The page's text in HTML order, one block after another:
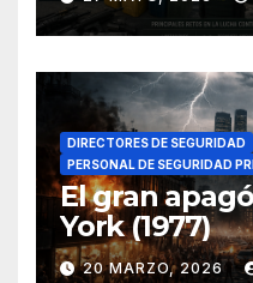
en el sur de
DIRECTORES DE SEGURIDAD
PERSONAL DE SEGURIDAD
El gran
York (1977)
20 MARZO, 2026